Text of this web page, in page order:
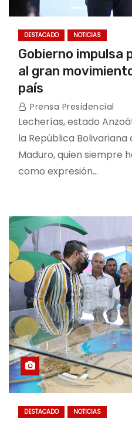
DESTACADO NOTICIAS
Gobierno impulsa
al gran
país
Prensa Presidencial
Lecherías, estado
la República Bolivariana
Maduro, quien siempre
como expresión…
DESTACADO NOTICIAS